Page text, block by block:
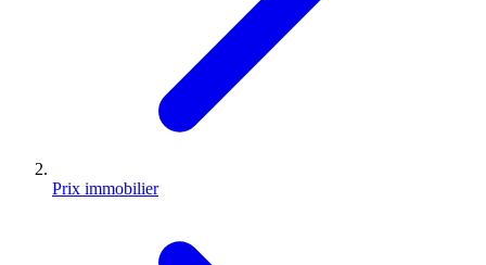
Prix immobilier